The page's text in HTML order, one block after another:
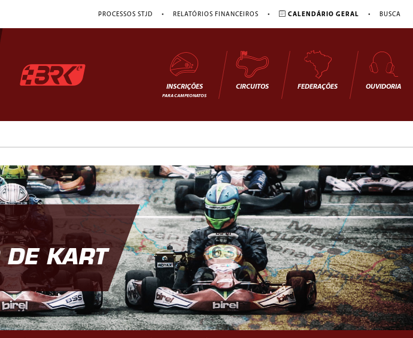
PROCESSOS STJD • RELATÓRIOS FINANCEIROS • CALENDÁRIO GERAL • BUSCA
INSCRIÇÕES
PARA CAMPEONATOS
CIRCUITOS FEDERAÇÕES OUVIDORIA
KART